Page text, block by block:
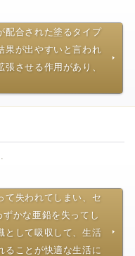
配合された塗るタイプ
果が出やすいと言われ
させる作用があり、
て失われてしまい、セ
かな亜鉛を失ってし
として吸収して、生活
ることが快適な生活に